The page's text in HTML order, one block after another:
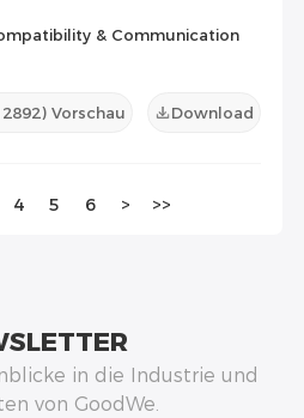
& Communication
) Vorschau Download
4 5 6 > >>
in die Industrie und
von GoodWe.